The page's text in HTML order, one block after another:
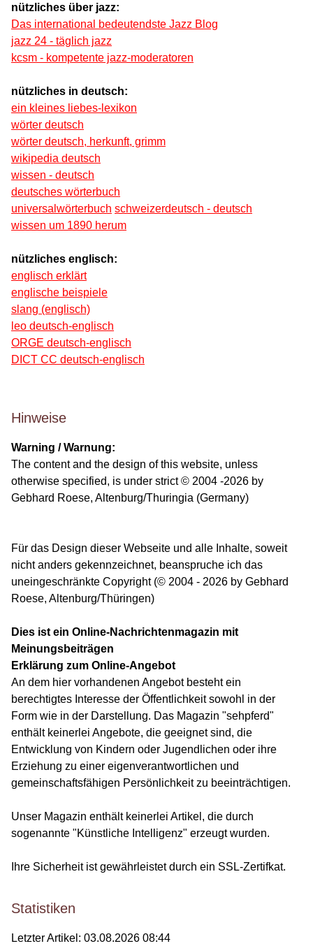
nützliches über jazz:
Das international bedeutendste Jazz Blog
jazz 24 - täglich jazz
kcsm - kompetente jazz-moderatoren
nützliches in deutsch:
ein kleines liebes-lexikon
wörter deutsch
wörter deutsch, herkunft, grimm
wikipedia deutsch
wissen - deutsch
deutsches wörterbuch
universalwörterbuch schweizerdeutsch - deutsch
wissen um 1890 herum
nützliches englisch:
englisch erklärt
englische beispiele
slang (englisch)
leo deutsch-englisch
ORGE deutsch-englisch
DICT CC deutsch-englisch
Hinweise
Warning / Warnung:
The content and the design of this website, unless
otherwise specified, is under strict © 2004 -2026 by
Gebhard Roese, Altenburg/Thuringia (Germany)
Für das Design dieser Webseite und alle Inhalte, soweit
nicht anders gekennzeichnet, beanspruche ich das
uneingeschränkte Copyright (© 2004 - 2026 by Gebhard
Roese, Altenburg/Thüringen)
Dies ist ein Online-Nachrichtenmagazin mit
Meinungsbeiträgen
Erklärung zum Online-Angebot
An dem hier vorhandenen Angebot besteht ein
berechtigtes Interesse der Öffentlichkeit sowohl in der
Form wie in der Darstellung. Das Magazin "sehpferd"
enthält keinerlei Angebote, die geeignet sind, die
Entwicklung von Kindern oder Jugendlichen oder ihre
Erziehung zu einer eigenverantwortlichen und
gemeinschaftsfähigen Persönlichkeit zu beeinträchtigen.
Unser Magazin enthält keinerlei Artikel, die durch
sogenannte "Künstliche Intelligenz" erzeugt wurden.
Ihre Sicherheit ist gewährleistet durch ein SSL-Zertifkat.
Statistiken
Letzter Artikel: 03.08.2026 08:44